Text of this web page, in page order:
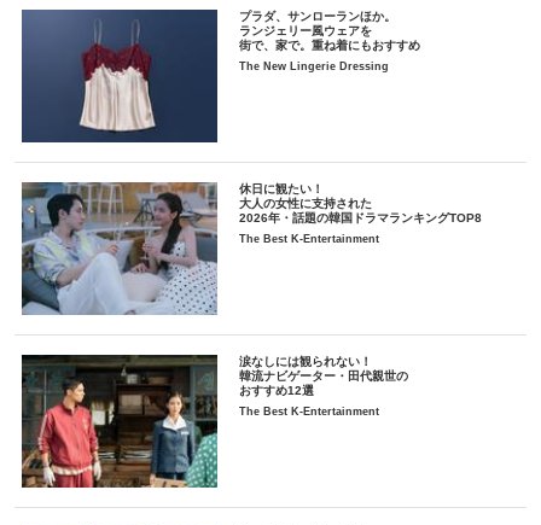
プラダ、サンローランほか。
ランジェリー風ウェアを
街で、家で。重ね着にもおすすめ
The New Lingerie Dressing
休日に観たい！
大人の女性に支持された
2026年・話題の韓国ドラマランキングTOP8
The Best K-Entertainment
涙なしには観られない！
韓流ナビゲーター・田代親世の
おすすめ12選
The Best K-Entertainment